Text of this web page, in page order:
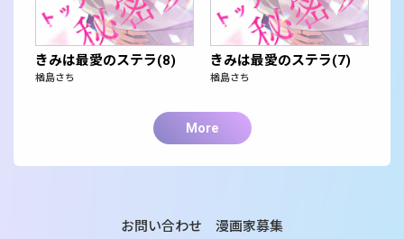
きみは最愛のステラ(8)
楢島さち
きみは最愛のステラ(7)
楢島さち
More
お問い合わせ 漫画家募集